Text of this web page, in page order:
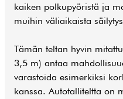
kaiken polkupyöristä ja
muihin väliaikaista
Tämän teltan hyvin
3,5 m) antaa
varastoida esimerkiksi
kanssa. Autotalliteltta on